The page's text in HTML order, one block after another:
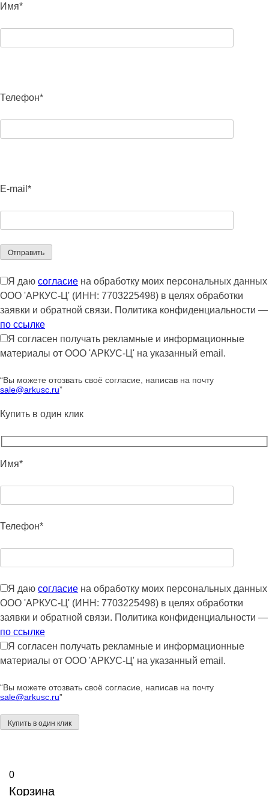
Имя*
Телефон*
E-mail*
Я даю согласие на обработку моих персональных данных
ООО 'АРКУС-Ц' (ИНН: 7703225498) в целях обработки
заявки и обратной связи. Политика конфиденциальности —
по ссылке
Я согласен получать рекламные и информационные
материалы от ООО 'АРКУС-Ц' на указанный email.
“Вы можете отозвать своё согласие, написав на почту
sale@arkusc.ru”
Купить в один клик
Имя*
Телефон*
Я даю согласие на обработку моих персональных данных
ООО 'АРКУС-Ц' (ИНН: 7703225498) в целях обработки
заявки и обратной связи. Политика конфиденциальности —
по ссылке
Я согласен получать рекламные и информационные
материалы от ООО 'АРКУС-Ц' на указанный email.
“Вы можете отозвать своё согласие, написав на почту
sale@arkusc.ru”
0
Корзина